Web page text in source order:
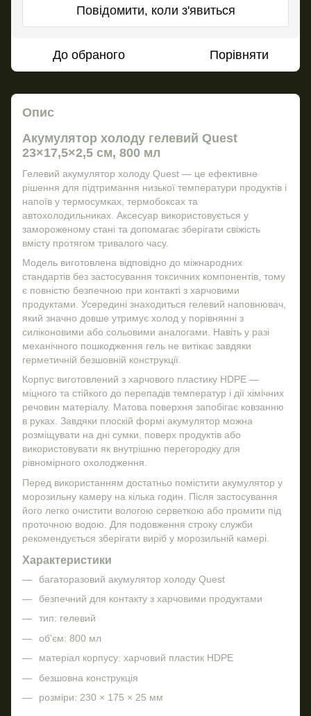
Повідомити, коли з'явиться
До обраного Порівняти
Опис
Акумулятор холоду гелевий Quest
23×17,5×2,5 см, 800 мл
Гелевий акумулятор холоду Quest — це ефективне
рішення для підтримання низької температури продуктів і
напоїв у термосумках, термобоксах та
автохолодильниках. Аксесуар використовується у
замороженому стані та допомагає зберігати свіжість
вмісту протягом тривалого часу.
Модель виготовлена відповідно до міжнародних
стандартів без застосування токсичних компонентів, тому
є повністю безпечною при контакті з харчовими
продуктами. Усередині знаходиться гелевий наповнювач,
який значно довше утримує холод у порівнянні з
силіконовими або сольовими аналогами. Навіть у разі
механічного пошкодження гель не витікає завдяки
герметичній безшовній конструкції.
Корпус виготовлений з харчового пластику HDPE —
міцного та стійкого до перепадів температур і дії хімічних
речовин матеріалу. Матова поверхня запобігає ковзанню
в руках. Завдяки плоскій формі акумулятор можна
розміщувати на дні сумки, поверх продуктів або
використовувати як внутрішню перегородку для
рівномірного охолодження.
Перед використанням достатньо помістити акумулятор у
морозильну камеру на кілька годин. Після застосування
його легко очистити вологою серветкою або промити під
проточною водою. Для подовження строку служби
рекомендується зберігати виріб у морозильній камері.
Характеристики
багаторазовий акумулятор холоду Quest
безпечний для контакту з харчовими продуктами
тип: гелевий
об’єм: 800 мл
матеріал корпусу: харчовий пластик HDPE
безшовна конструкція
розміри: 230 × 175 × 25 мм